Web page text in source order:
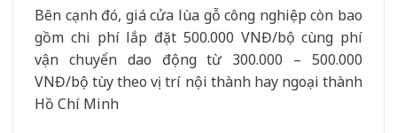
Bên cạnh đó, giá cửa lùa gỗ công nghiệp còn bao
gồm chi phí lắp đặt 500.000 VNĐ/bộ cùng phí
vận chuyển dao động từ 300.000 – 500.000
VNĐ/bộ tùy theo vị trí nội thành hay ngoại thành
Hồ Chí Minh